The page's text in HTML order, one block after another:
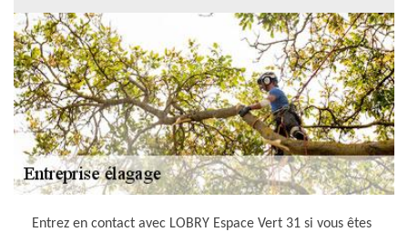
Entrez en contact avec LOBRY Espace Vert 31 si vous êtes